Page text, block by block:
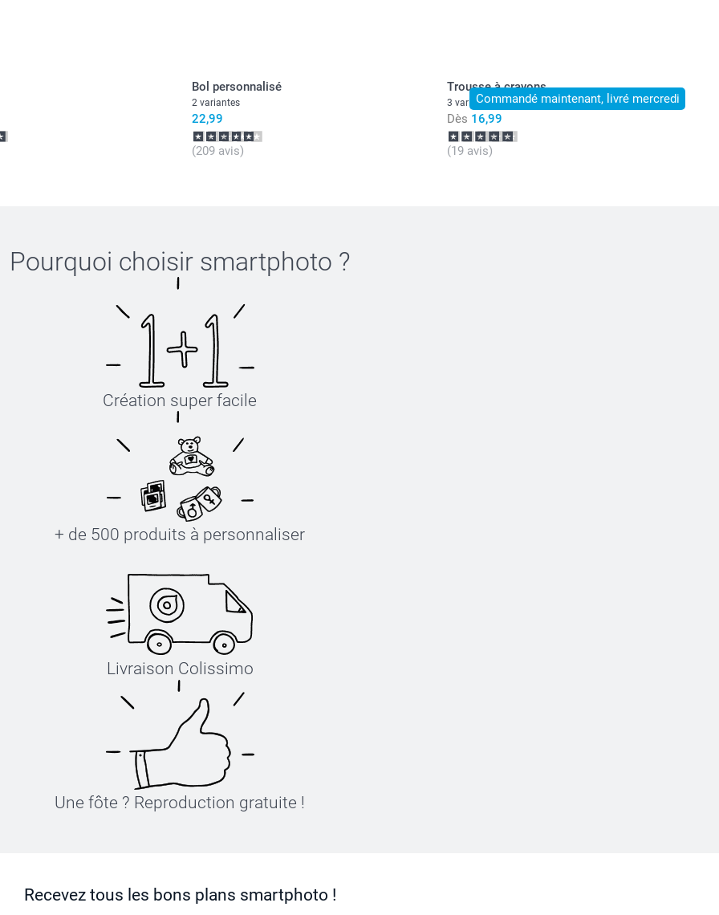
Bol personnalisé
2 variantes
22,99
(209 avis)
Commandé maintenant, livré mercredi
Trousse à crayons
3 variantes
Dès 16,99
(19 avis)
Pourquoi choisir smartphoto ?
Création super facile
+ de 500 produits à personnaliser
Livraison Colissimo
Une fôte ? Reproduction gratuite !
Recevez tous les bons plans smartphoto !